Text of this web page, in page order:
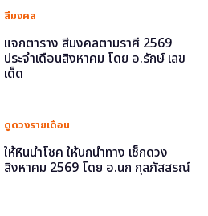
สีมงคล
แจกตาราง สีมงคลตามราศี 2569
ประจำเดือนสิงหาคม โดย อ.รักษ์ เลข
เด็ด
ดูดวงรายเดือน
ให้หินนำโชค ให้นกนำทาง เช็กดวง
สิงหาคม 2569 โดย อ.นก กุลภัสสรณ์